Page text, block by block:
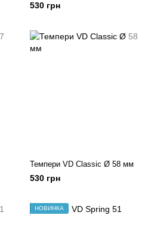
530 грн
Темпери VD Classic Ø 58 мм
530 грн
НОВИНКА